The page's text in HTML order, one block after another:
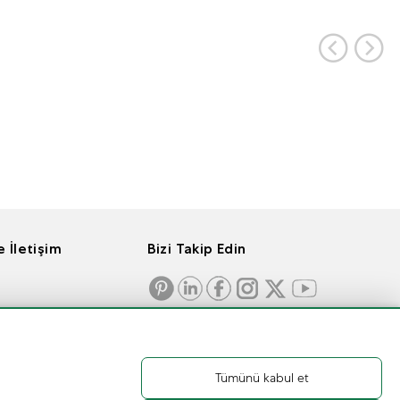
İletişim Bizi Takip Edin
Tümünü kabul et